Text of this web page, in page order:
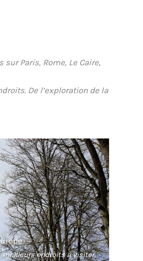
Paris, Rome, Le Caire,
De l’exploration de la
endroits à visiter,